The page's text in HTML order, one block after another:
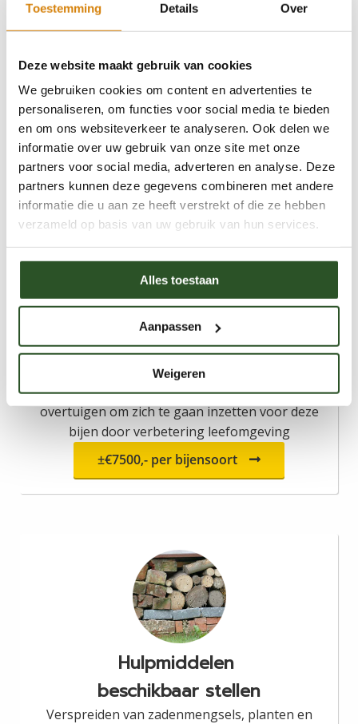
Toestemming Details Over
Deze website maakt gebruik van cookies
We gebruiken cookies om content en advertenties te
personaliseren, om functies voor social media te bieden
en om ons websiteverkeer te analyseren. Ook delen we
informatie over uw gebruik van onze site met onze
partners voor social media, adverteren en analyse. Deze
partners kunnen deze gegevens combineren met andere
informatie die u aan ze heeft verstrekt of die ze hebben
verzameld op basis van uw gebruik van hun services.
Alles toestaan
Aanpassen
Weigeren
analyse
Door een goede monitoring en analyse te doen
kunnen we gerichter adviezen geven om deze
bijen te beschermen.
±€15000,- per bijensoort
Contact met
grondeigenaren
M.b.v. E-book gericht grondeigenaren
benaderen waar deze bijensoort voorkomt en
overtuigen om zich te gaan inzetten voor deze
bijen door verbetering leefomgeving
±€7500,- per bijensoort
Hulpmiddelen
beschikbaar stellen
Verspreiden van zadenmengsels, planten en